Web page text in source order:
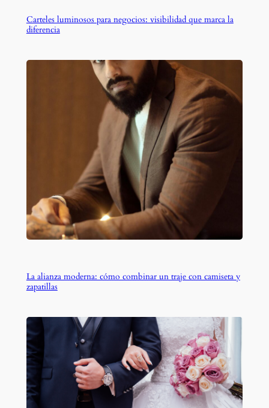
Carteles luminosos para negocios: visibilidad que marca la
diferencia
La alianza moderna: cómo combinar un traje con camiseta y
zapatillas